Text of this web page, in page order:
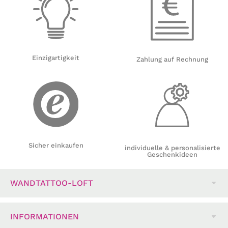
Einzigartigkeit
Sicher einkaufen
Zahlung auf Rechnung
individuelle & personalisierte
Geschenkideen
WANDTATTOO-LOFT
INFORMATIONEN